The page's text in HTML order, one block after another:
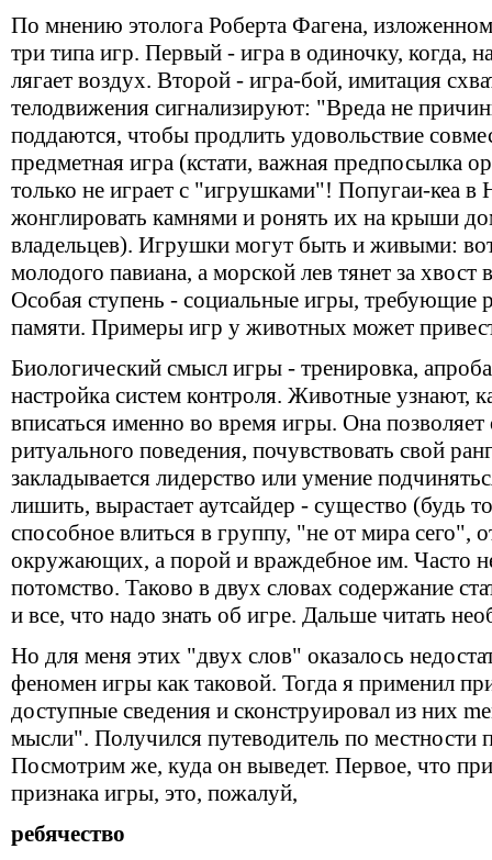
По мнению этолога Роберта Фагена,
три типа игр. Первый - игра в одиночку, когда,
лягает воздух. Второй - игра-бой, имитация
телодвижения сигнализируют: "Вреда не
поддаются, чтобы продлить удовольствие
предметная игра (кстати, важная предпосылка
только не играет с "игрушками"! Попугаи-кеа в
жонглировать камнями и ронять их на крыши
владельцев). Игрушки могут быть и живыми:
молодого павиана, а морской лев тянет за
Особая ступень - социальные игры, требующие
памяти. Примеры игр у животных может
Биологический смысл игры - тренировка,
настройка систем контроля. Животные узнают,
вписаться именно во время игры. Она позволяет
ритуального поведения, почувствовать свой
закладывается лидерство или умение
лишить, вырастает аутсайдер - существо (будь
способное влиться в группу, "не от мира сего",
окружающих, а порой и враждебное им. Часто
потомство. Таково в двух словах содержание
и все, что надо знать об игре. Дальше читать
Но для меня этих "двух слов" оказалось
феномен игры как таковой. Тогда я применил
доступные сведения и сконструировал из них
мысли". Получился путеводитель по местности
Посмотрим же, куда он выведет. Первое, что
признака игры, это, пожалуй,
ребячество